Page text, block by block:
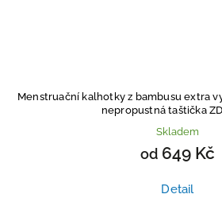
Menstruační kalhotky z bambusu extra
nepropustná taštička
Skladem
od 649 Kč
Detail